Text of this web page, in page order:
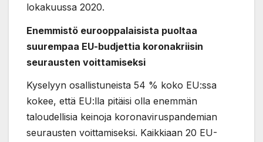
lokakuussa 2020.
Enemmistö eurooppalaisista puoltaa
suurempaa EU-budjettia koronakriisin
seurausten voittamiseksi
Kyselyyn osallistuneista 54 % koko EU:ssa
kokee, että EU:lla pitäisi olla enemmän
taloudellisia keinoja koronaviruspandemian
seurausten voittamiseksi. Kaikkiaan 20 EU-